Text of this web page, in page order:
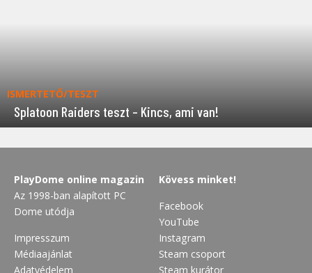
ISMERTETŐ/TESZT
Splatoon Raiders teszt – Kincs, ami van!
PlayDome online magazin
Az 1998-ban alapított PC
Dome utódja
Impresszum
Médiaajánlat
Adatvédelem
Kövess minket!
Facebook
YouTube
Instagram
Steam csoport
Steam kurátor